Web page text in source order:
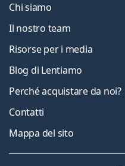
Chi siamo
Il nostro team
Risorse per i media
Blog di Lentiamo
Perché acquistare da noi?
Contatti
Mappa del sito